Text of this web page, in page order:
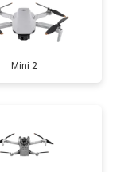
Mini 2